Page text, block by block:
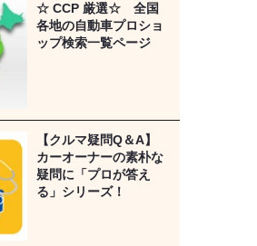
☆ CCP 厳選☆ 全国
各地の自動車プロショ
ップ検索一覧ページ
【クルマ疑問Q＆A】
カーオーナーの素朴な
疑問に「プロが答え
る」シリーズ！